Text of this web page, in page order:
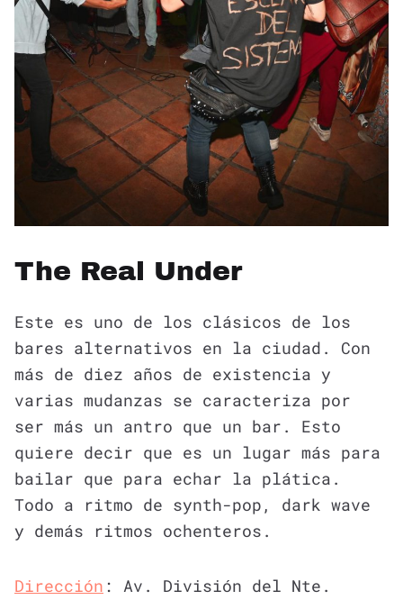
The Real Under
Este es uno de los clásicos de los
bares alternativos en la ciudad. Con
más de diez años de existencia y
varias mudanzas se caracteriza por
ser más un antro que un bar. Esto
quiere decir que es un lugar más para
bailar que para echar la plática.
Todo a ritmo de synth-pop, dark wave
y demás ritmos ochenteros.
Dirección : Av. División del Nte.